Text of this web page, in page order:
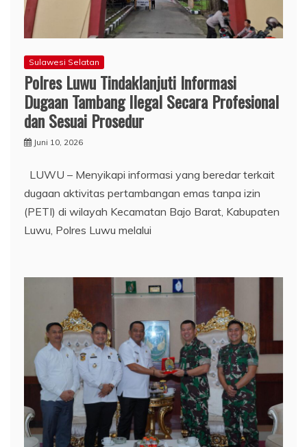
Sulawesi Selatan
Polres Luwu Tindaklanjuti Informasi
Dugaan Tambang Ilegal Secara Profesional
dan Sesuai Prosedur
Juni 10, 2026
LUWU – Menyikapi informasi yang beredar terkait
dugaan aktivitas pertambangan emas tanpa izin
(PETI) di wilayah Kecamatan Bajo Barat, Kabupaten
Luwu, Polres Luwu melalui